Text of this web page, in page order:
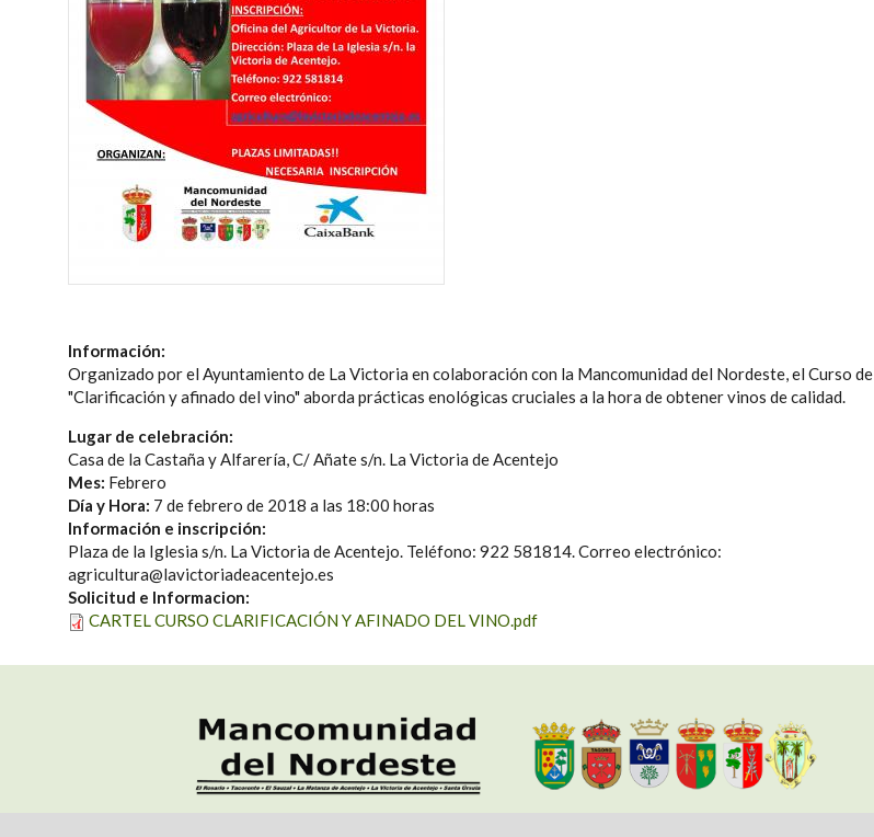
Información:
Organizado por el Ayuntamiento de La Victoria en colaboración con la Mancomunidad del Nordeste, el Curso de
"Clarificación y afinado del vino" aborda prácticas enológicas cruciales a la hora de obtener vinos de calidad.
Lugar de celebración:
Casa de la Castaña y Alfarería, C/ Añate s/n. La Victoria de Acentejo
Mes: Febrero
Día y Hora: 7 de febrero de 2018 a las 18:00 horas
Información e inscripción:
Plaza de la Iglesia s/n. La Victoria de Acentejo. Teléfono: 922 581814. Correo electrónico:
agricultura@lavictoriadeacentejo.es
Solicitud e Informacion:
CARTEL CURSO CLARIFICACIÓN Y AFINADO DEL VINO.pdf